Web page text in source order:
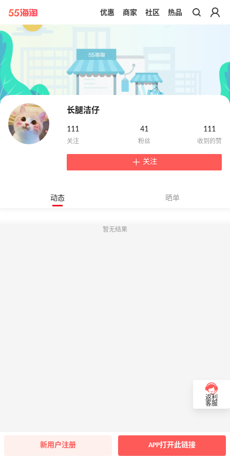
带你去官网买正品
优惠 商家 社区 热品
长腿洁仔
111 41 111
关注
动态 晒单
暂无结果
返利
客服
新用户注册 APP打开此链接